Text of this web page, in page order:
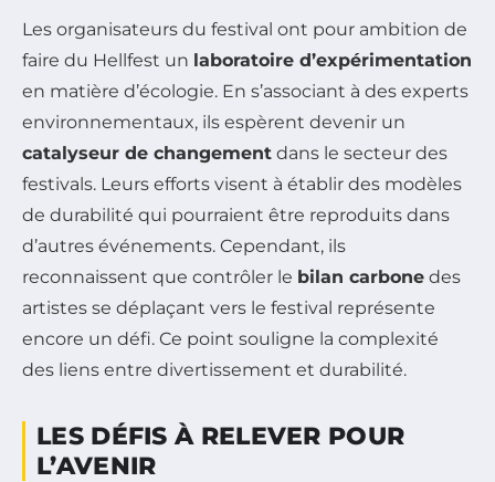
Les organisateurs du festival ont pour ambition de
faire du Hellfest un laboratoire d’expérimentation
en matière d’écologie. En s’associant à des experts
environnementaux, ils espèrent devenir un
catalyseur de changement dans le secteur des
festivals. Leurs efforts visent à établir des modèles
de durabilité qui pourraient être reproduits dans
d’autres événements. Cependant, ils
reconnaissent que contrôler le bilan carbone des
artistes se déplaçant vers le festival représente
encore un défi. Ce point souligne la complexité
des liens entre divertissement et durabilité.
LES DÉFIS À RELEVER POUR
L’AVENIR